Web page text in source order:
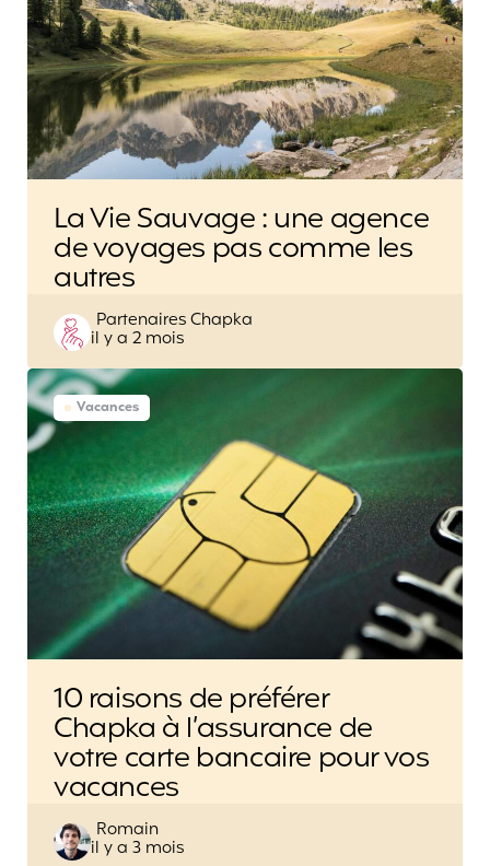
La Vie Sauvage : une agence
de voyages pas comme les
autres
Posted
by
Partenaires Chapka
il y a 2 mois
Vacances
10 raisons de préférer
Chapka à l’assurance de
votre carte bancaire pour vos
vacances
Posted
by
Romain
il y a 3 mois